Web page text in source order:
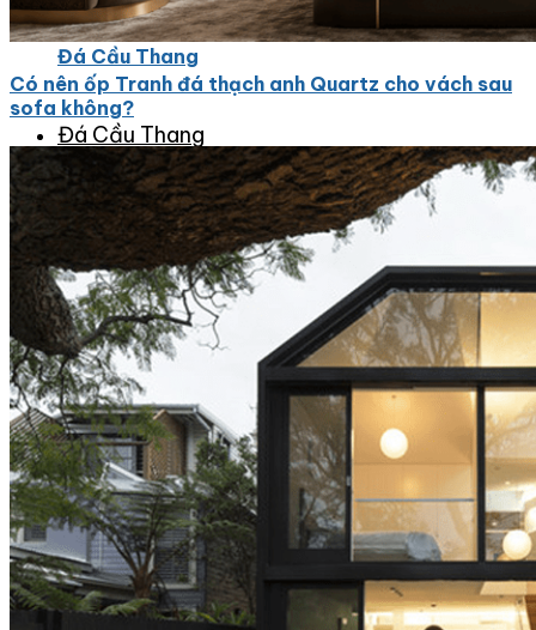
Đá Lát Nền
Đá Cầu Thang
Đá Cầu Thang
Đá Bàn Bếp
Đá Bàn Bếp
Đá Lát Nền
Đá Bàn Bếp Cao Cấp
Đá Ốp
Đá Ốp Bếp
Đá Ốp Mặt Tiền
Đá Ốp Cột
Đá Ốp Mộ
Đá Ốp Thang Máy
Đá Ốp Bàn Bếp Nhân Tạo
Đá Ốp Bếp Tự Nhiên
Tranh đá
Tranh Đá Granite Đối Xứng
Tranh Đá Marble Đối Xứng
Tranh Đá Sơn Thủy Xuyên Sáng
Tranh Đá Thạch Anh Đối Xứng
Tranh Đá Xuyên Sáng Onyx
Vách Tivi ỐP Đá Cao Cấp
Đá Nhân Tạo
Có nên ốp Tranh đá thạch anh Quartz cho vách sau
sofa không?